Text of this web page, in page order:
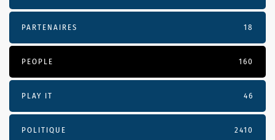
PARTENAIRES 18
PEOPLE 160
PLAY IT 46
POLITIQUE 2410